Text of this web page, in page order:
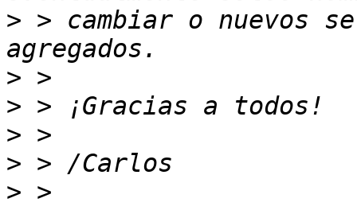
> > cambiar o nuevos
>
>
>
>
>